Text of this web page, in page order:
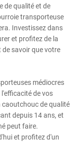
de qualité et de
transporteuse
Investissez dans
et profitez de la
savoir que votre
médiocres
de vos
caoutchouc de qualité
depuis 14 ans, et
peut faire.
et profitez d'un